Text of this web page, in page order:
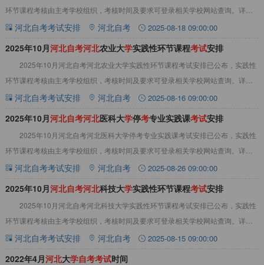
环节课程考核由主考学校组织，考核时间及要求可登录相关学校网站查询。详情
见下文：2025年10月河北自考河北师
河北自考考试安排 河北自考 2025-08-18 09:00:00
2025年10月河北自考河北农业大学实践性环节课程考试安排
2025年10月河北自考河北农业大学实践性环节课程考试安排已公布，实践性
环节课程考核由主考学校组织，考核时间及要求可登录相关学校网站查询。详情
见下文：2025年10月河北自考河北农
河北自考考试安排 河北自考 2025-08-16 09:00:00
2025年10月河北自考河北医科大学停考专业实践课考试安排
2025年10月河北自考河北医科大学停考专业实践课考试安排已公布，实践性
环节课程考核由主考学校组织，考核时间及要求可登录相关学校网站查询。详情
见下文：2025年10月河北自考河北医
河北自考考试安排 河北自考 2025-08-26 09:00:00
2025年10月河北自考河北科技大学实践性环节课程考试安排
2025年10月河北自考河北科技大学实践性环节课程考试安排已公布，实践性
环节课程考核由主考学校组织，考核时间及要求可登录相关学校网站查询。详情
见下文：2025年10月河北自考河北科
河北自考考试安排 河北自考 2025-08-15 09:00:00
2022年4月河北大学自考考试时间